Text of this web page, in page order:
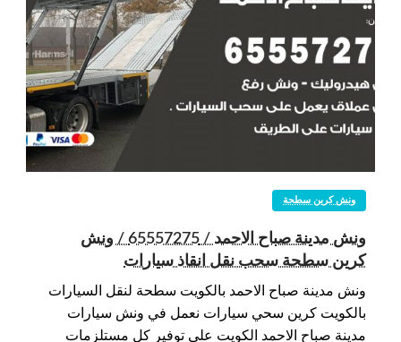
ونش كرين سطحة
ونش مدينة صباح الاحمد / 65557275 / ونش
كرين سطحة سحب نقل انقاذ سيارات
ونش مدينة صباح الاحمد بالكويت سطحة لنقل السيارات
بالكويت كرين سحي سيارات نعمل في ونش سيارات
مدينة صباح الاحمد الكويت على توفير كل مستلزمات